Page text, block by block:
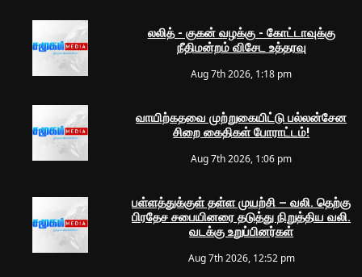
லலித் - குகன் வழக்கு - கோட்டாவுக்கு
நீதிமன்றம் விசேட உத்தரவு
Aug 7th 2026, 1:18 pm
வாயிற்கதவை முற்றுகையிட்டு பல்லன்சேன
சிறை கைதிகள் போராட்டம்!
Aug 7th 2026, 1:06 pm
பள்ளத்துக்குள் தள்ள முயற்சி – வலி. தெற்கு
பிரதேச சபையினரை தடுத்து நிறுத்திய வலி.
வடக்கு உறுப்பினர்கள்
Aug 7th 2026, 12:52 pm